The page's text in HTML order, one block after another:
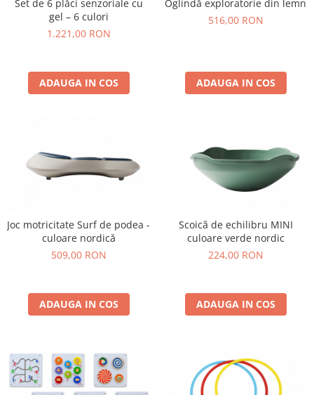
Set de 6 plăci senzoriale cu
gel – 6 culori
1.221,00 RON
ADAUGA IN COS
Oglindă exploratorie din lemn
516,00 RON
ADAUGA IN COS
Joc motricitate Surf de podea -
culoare nordică
509,00 RON
ADAUGA IN COS
Scoică de echilibru MINI
culoare verde nordic
224,00 RON
ADAUGA IN COS